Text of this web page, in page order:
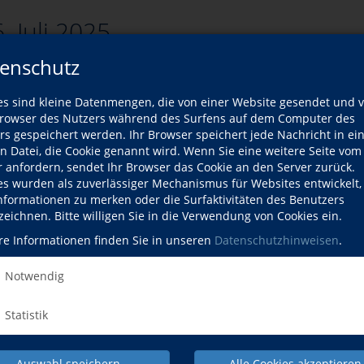
sind kleine Datenmengen, die von einer Website gesendet und
des Nutzers während des Surfens auf dem Computer des
gespeichert werden. Ihr Browser speichert jede Nachricht in
Datei, die Cookie genannt wird. Wenn Sie eine weitere Seite vom
anfordern, sendet Ihr Browser das Cookie an den Server zurück.
wurden als zuverlässiger Mechanismus für Websites
zu merken oder die Surfaktivitäten des Benutzers
Bitte willigen Sie in die Verwendung von Cookies ein.
Informationen finden Sie in unseren Datenschutzhinweisen.
Notwendig
Statistik
Juli 2025
zurück
Kurse